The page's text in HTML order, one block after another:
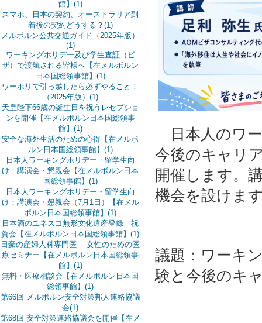
館】(1)
スマホ、日本の契約、オーストラリア到
着後の契約どうする？(1)
メルボルン公共交通ガイド（2025年版）
(1)
ワーキングホリデー及び学生査証（ビ
ザ）で渡航される皆様へ【在メルボルン
日本国総領事館】(1)
ワーホリで引っ越したら必ずやること！
（2025年版）(1)
天皇陛下66歳の誕生日を祝うレセプショ
ンを開催【在メルボルン日本国総領事
館】(1)
安全な海外生活のための心得【在メルボ
ルン日本国総領事館】(1)
日本人ワーキングホリデー・留学生向
け：講演会・懇親会【在メルボルン日本
国総領事館】(1)
日本人ワーキングホリデー・留学生向
け：講演会・懇親会（7月1日）【在メル
ボルン日本国総領事館】(1)
日本酒のユネスコ無形文化遺産登録 祝
賀会【在メルボルン日本国総領事館】(1)
日豪の産婦人科専門医 女性のための医
療セミナー【在メルボルン日本国総領事
館】(1)
無料・医療相談会【在メルボルン日本国
総領事館】(1)
第66回 メルボルン安全対策邦人連絡協議
会(1)
第68回 安全対策連絡協議会を開催【在メ
日本人のワ
今後のキャリ
開催します。
機会を設けま
議題：ワーキ
験と今後のキ